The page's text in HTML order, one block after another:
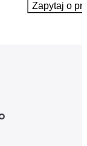
Zapytaj o